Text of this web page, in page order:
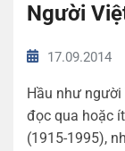
Người
17.09.2014
Hầu như người
đọc qua hoặc
(1915-1995),